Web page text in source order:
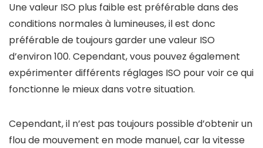
Une valeur ISO plus faible est préférable dans des
conditions normales à lumineuses, il est donc
préférable de toujours garder une valeur ISO
d’environ 100. Cependant, vous pouvez également
expérimenter différents réglages ISO pour voir ce qui
fonctionne le mieux dans votre situation.
Cependant, il n’est pas toujours possible d’obtenir un
flou de mouvement en mode manuel, car la vitesse